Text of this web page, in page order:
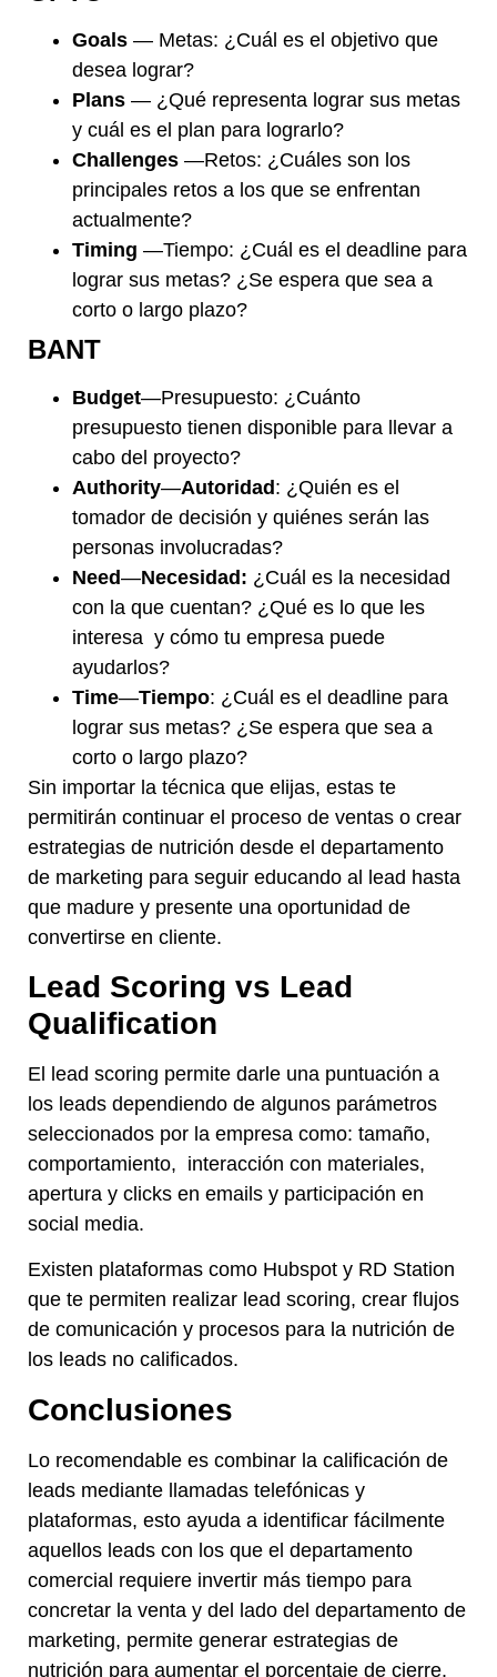
Goals — Metas: ¿Cuál es el objetivo que
desea lograr?
Plans — ¿Qué representa lograr sus metas
y cuál es el plan para lograrlo?
Challenges —Retos: ¿Cuáles son los
principales retos a los que se enfrentan
actualmente?
Timing —Tiempo: ¿Cuál es el deadline para
lograr sus metas? ¿Se espera que sea a
corto o largo plazo?
BANT
Budget—Presupuesto: ¿Cuánto
presupuesto tienen disponible para llevar a
cabo del proyecto?
Authority—Autoridad: ¿Quién es el
tomador de decisión y quiénes serán las
personas involucradas?
Need—Necesidad: ¿Cuál es la necesidad
con la que cuentan? ¿Qué es lo que les
interesa y cómo tu empresa puede
ayudarlos?
Time—Tiempo: ¿Cuál es el deadline para
lograr sus metas? ¿Se espera que sea a
corto o largo plazo?
Sin importar la técnica que elijas, estas te
permitirán continuar el proceso de ventas o crear
estrategias de nutrición desde el departamento
de marketing para seguir educando al lead hasta
que madure y presente una oportunidad de
convertirse en cliente.
Lead Scoring vs Lead
Qualification
El lead scoring permite darle una puntuación a
los leads dependiendo de algunos parámetros
seleccionados por la empresa como: tamaño,
comportamiento, interacción con materiales,
apertura y clicks en emails y participación en
social media.
Existen plataformas como Hubspot y RD Station
que te permiten realizar lead scoring, crear flujos
de comunicación y procesos para la nutrición de
los leads no calificados.
Conclusiones
Lo recomendable es combinar la calificación de
leads mediante llamadas telefónicas y
plataformas, esto ayuda a identificar fácilmente
aquellos leads con los que el departamento
comercial requiere invertir más tiempo para
concretar la venta y del lado del departamento de
marketing, permite generar estrategias de
nutrición para aumentar el porcentaje de cierre.